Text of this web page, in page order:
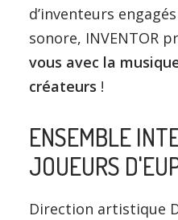
d’inventeurs
sonore, INVENTOR
vous avec la
créateurs !
ENSEMBLE
JOUEURS
Direction artistique